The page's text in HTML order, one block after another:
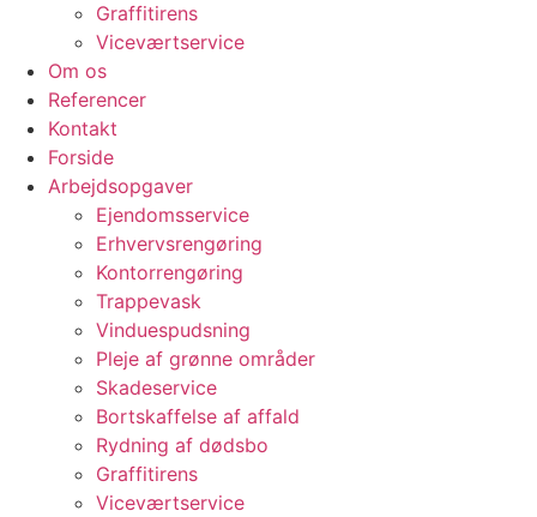
Graffitirens
Viceværtservice
Om os
Referencer
Kontakt
Forside
Arbejdsopgaver
Ejendomsservice
Erhvervsrengøring
Kontorrengøring
Trappevask
Vinduespudsning
Pleje af grønne områder
Skadeservice
Bortskaffelse af affald
Rydning af dødsbo
Graffitirens
Viceværtservice